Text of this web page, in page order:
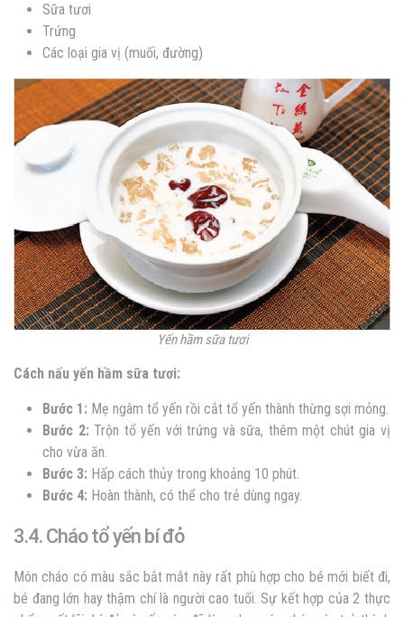
Sữa tươi
Trứng
Các loại gia vị (muối, đường)
Yến hầm sữa tươi
Cách nấu yến hầm sữa tươi:
Bước 1: Mẹ ngâm tổ yến rồi cắt tổ yến thành thừng sợi mỏng.
Bước 2: Trộn tổ yến với trứng và sữa, thêm một chút gia vị
cho vừa ăn.
Bước 3: Hấp cách thủy trong khoảng 10 phút.
Bước 4: Hoàn thành, có thể cho trẻ dùng ngay.
3.4. Cháo tổ yến bí đỏ
Món cháo có màu sắc bắt mắt này rất phù hợp cho bé mới biết đi,
bé đang lớn hay thậm chí là người cao tuổi. Sự kết hợp của 2 thực